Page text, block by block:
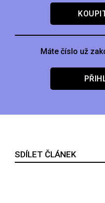
Máte číslo už
SDÍLET ČLÁNEK